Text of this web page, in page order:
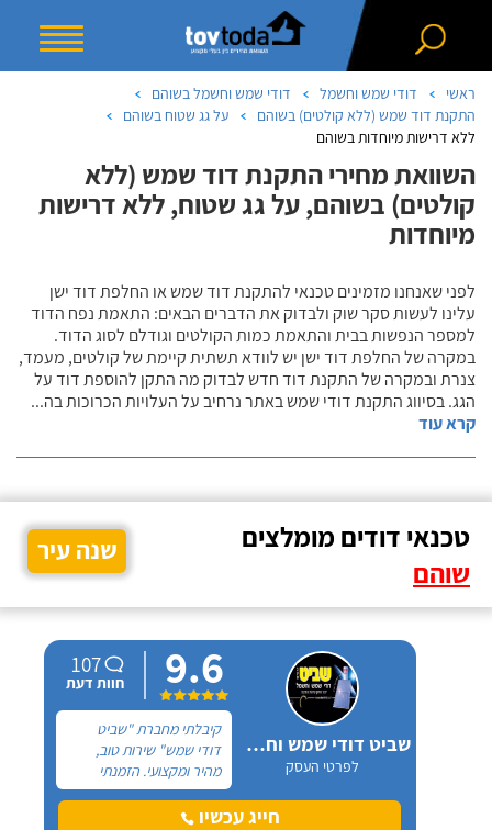
ראשי דודי שמש וחשמל
דודי שמש וחשמל בשוהם
התקנת דוד שמש (ללא קולטים) בשוהם
על גג שטוח בשוהם
ללא דרישות מיוחדות בשוהם
השוואת מחירי התקנת דוד שמש (ללא
קולטים) בשוהם, על גג שטוח, ללא דרישות
מיוחדות
לפני שאנחנו מזמינים טכנאי להתקנת דוד שמש או החלפת דוד ישן
עלינו לעשות סקר שוק ולבדוק את הדברים הבאים: התאמת נפח הדוד
למספר הנפשות בבית והתאמת כמות הקולטים וגודלם לסוג הדוד.
במקרה של החלפת דוד ישן יש לוודא תשתית קיימת של קולטים, מעמד,
צנרת ובמקרה של התקנת דוד חדש לבדוק מה התקן להוספת דוד על
הגג. בסיווג התקנת דודי שמש באתר נרחיב על העלויות הכרוכות בה...
קרא עוד
טכנאי דודים מומלצים
שוהם
שנה עיר
שביט דודי שמש וחשמל בע"מ
לפרטי העסק
9.6
107
חוות דעת
קיבלתי מחברת "שביט
דודי שמש" שירות טוב,
מהיר ומקצועי. הזמנתי
אותם לא מזמן, כשהתפוצץ
לי הדוד שמש של הדירה.חייג עכשיו